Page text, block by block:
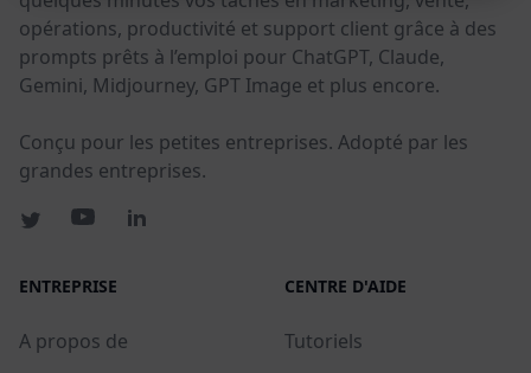
opérations, productivité et support client grâce à des
prompts prêts à l’emploi pour ChatGPT, Claude,
Gemini, Midjourney, GPT Image et plus encore.
Conçu pour les petites entreprises. Adopté par les
grandes entreprises.
ENTREPRISE
A propos de
CENTRE D'AIDE
Tutoriels